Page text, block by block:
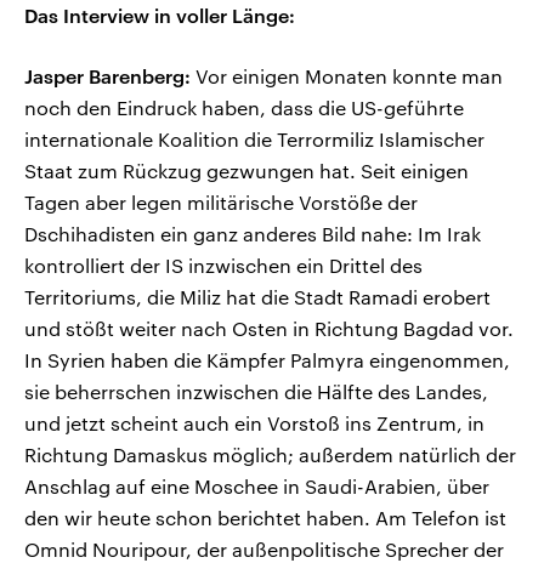
Das Interview in voller Länge:
Jasper Barenberg: Vor einigen Monaten konnte man
noch den Eindruck haben, dass die US-geführte
internationale Koalition die Terrormiliz Islamischer
Staat zum Rückzug gezwungen hat. Seit einigen
Tagen aber legen militärische Vorstöße der
Dschihadisten ein ganz anderes Bild nahe: Im Irak
kontrolliert der IS inzwischen ein Drittel des
Territoriums, die Miliz hat die Stadt Ramadi erobert
und stößt weiter nach Osten in Richtung Bagdad vor.
In Syrien haben die Kämpfer Palmyra eingenommen,
sie beherrschen inzwischen die Hälfte des Landes,
und jetzt scheint auch ein Vorstoß ins Zentrum, in
Richtung Damaskus möglich; außerdem natürlich der
Anschlag auf eine Moschee in Saudi-Arabien, über
den wir heute schon berichtet haben. Am Telefon ist
Omnid Nouripour, der außenpolitische Sprecher der